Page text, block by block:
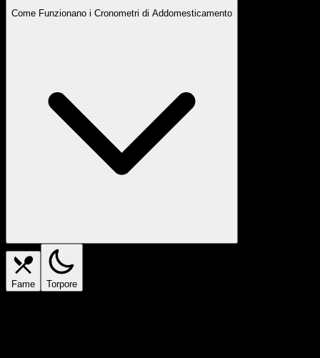
Come Funzionano i Cronometri di Addomesticamento
Fame Torpore